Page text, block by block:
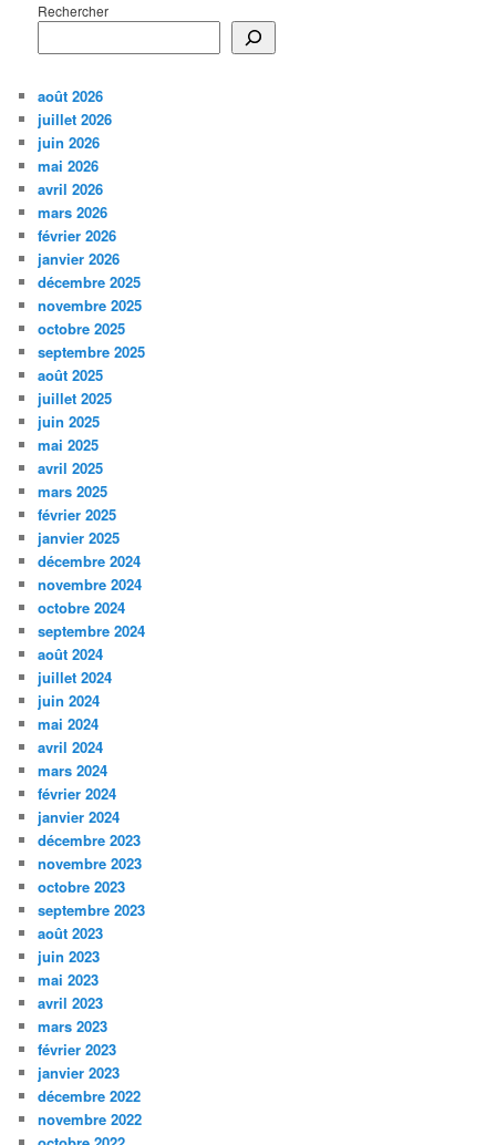
Rechercher
août 2026
juillet 2026
juin 2026
mai 2026
avril 2026
mars 2026
février 2026
janvier 2026
décembre 2025
novembre 2025
octobre 2025
septembre 2025
août 2025
juillet 2025
juin 2025
mai 2025
avril 2025
mars 2025
février 2025
janvier 2025
décembre 2024
novembre 2024
octobre 2024
septembre 2024
août 2024
juillet 2024
juin 2024
mai 2024
avril 2024
mars 2024
février 2024
janvier 2024
décembre 2023
novembre 2023
octobre 2023
septembre 2023
août 2023
juin 2023
mai 2023
avril 2023
mars 2023
février 2023
janvier 2023
décembre 2022
novembre 2022